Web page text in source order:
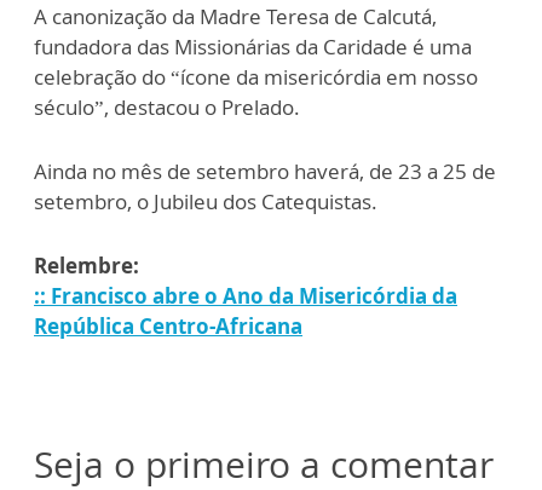
A canonização da Madre Teresa de Calcutá,
fundadora das Missionárias da Caridade é uma
celebração do “ícone da misericórdia em nosso
século”, destacou o Prelado.
Ainda no mês de setembro haverá, de 23 a 25 de
setembro, o Jubileu dos Catequistas.
Relembre:
:: Francisco abre o Ano da Misericórdia da
República Centro-Africana
Seja o primeiro a comentar